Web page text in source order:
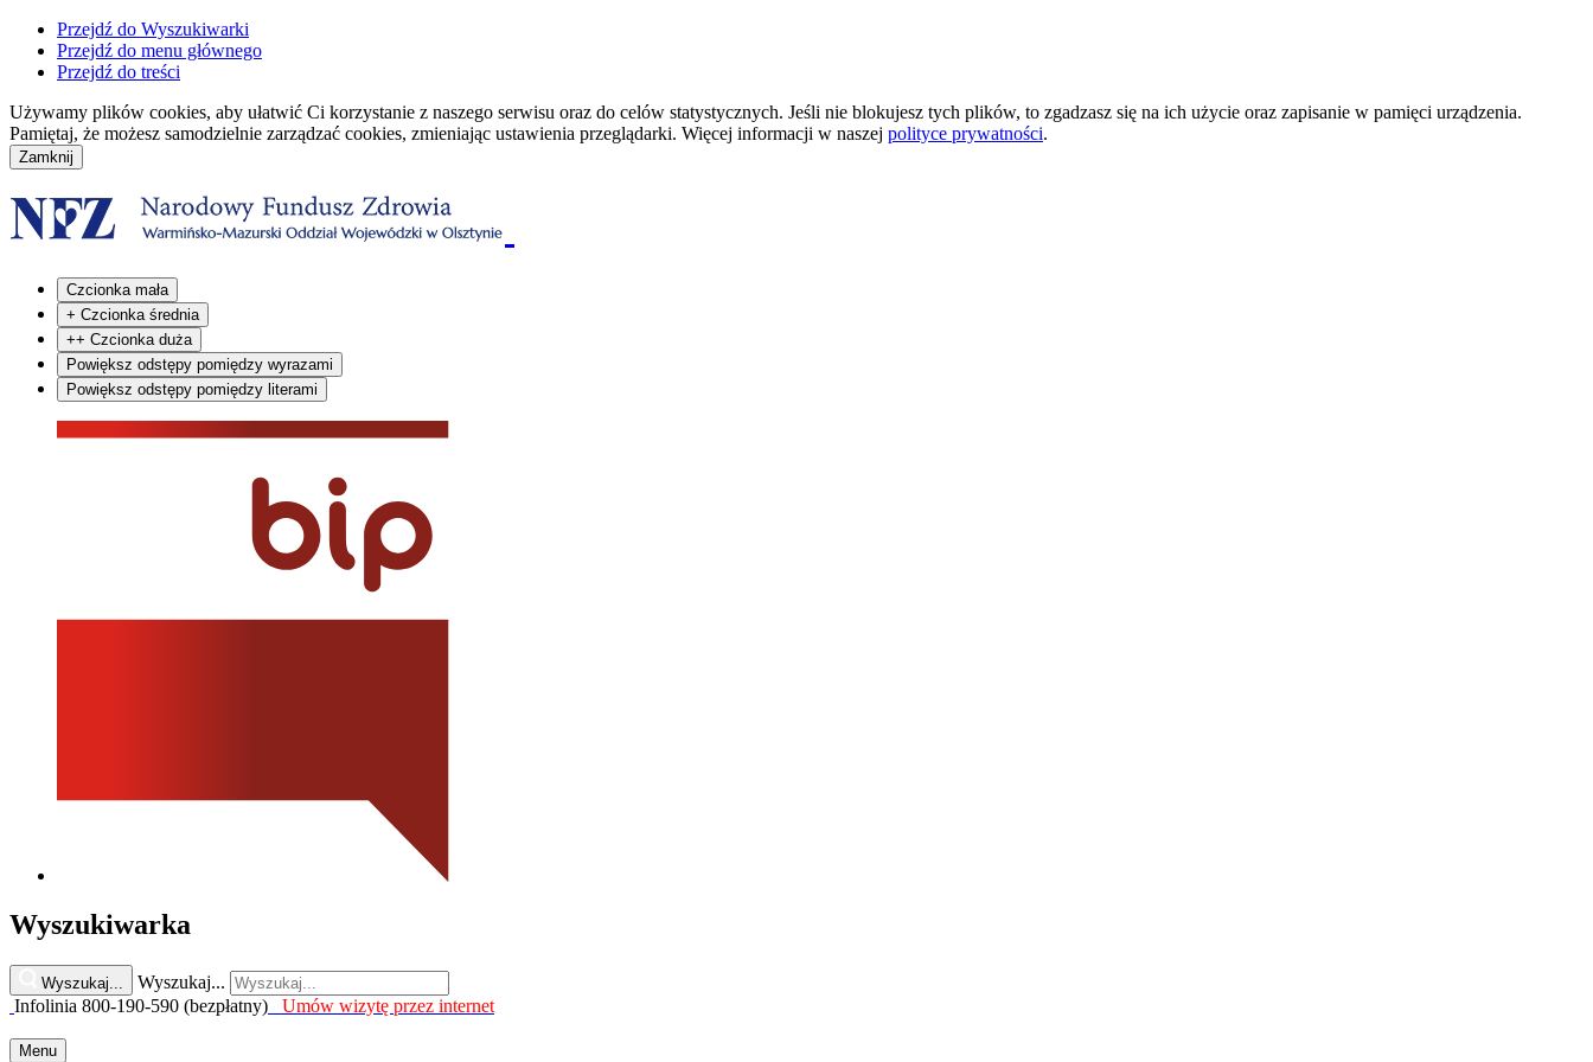
Przejdź do Wyszukiwarki
Przejdź do menu głównego
Przejdź do treści
Używamy plików cookies, aby ułatwić Ci korzystanie z naszego serwisu oraz do celów statystycznych. Jeśli nie blokujesz tych plików, to zgadzasz się na ich użycie oraz zapisanie w pamięci urządzenia.
Pamiętaj, że możesz samodzielnie zarządzać cookies, zmieniając ustawienia przeglądarki. Więcej informacji w naszej polityce prywatności.
Czcionka mała
+ Czcionka średnia
++ Czcionka duża
Powiększ odstępy pomiędzy wyrazami
Powiększ odstępy pomiędzy literami
Wyszukiwarka
Wyszukaj...
Wyszukaj...
Infolinia 800-190-590 (bezpłatny)
Umów wizytę przez internet
Menu